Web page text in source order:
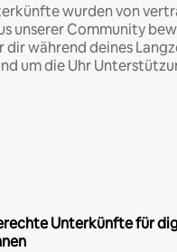
wurden von
unserer Community
dir während deines
um die Uhr
Unterkünfte für